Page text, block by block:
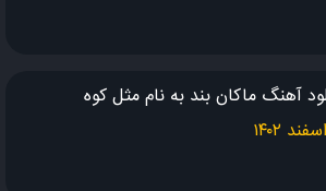
آهنگ ماکان بند به نام مثل کوه